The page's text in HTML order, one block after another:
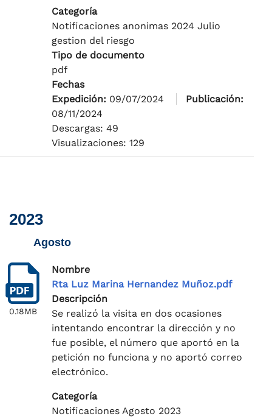
Categoría
Notificaciones anonimas 2024 Julio
gestion del riesgo
Tipo de documento
pdf
Fechas
Expedición: 09/07/2024
Publicación:
08/11/2024
Descargas: 49
Visualizaciones: 129
2023
Agosto
0.18MB
Nombre
Rta Luz Marina Hernandez Muñoz.pdf
Descripción
Se realizó la visita en dos ocasiones
intentando encontrar la dirección y no
fue posible, el número que aportó en la
petición no funciona y no aportó correo
electrónico.
Categoría
Notificaciones Agosto 2023